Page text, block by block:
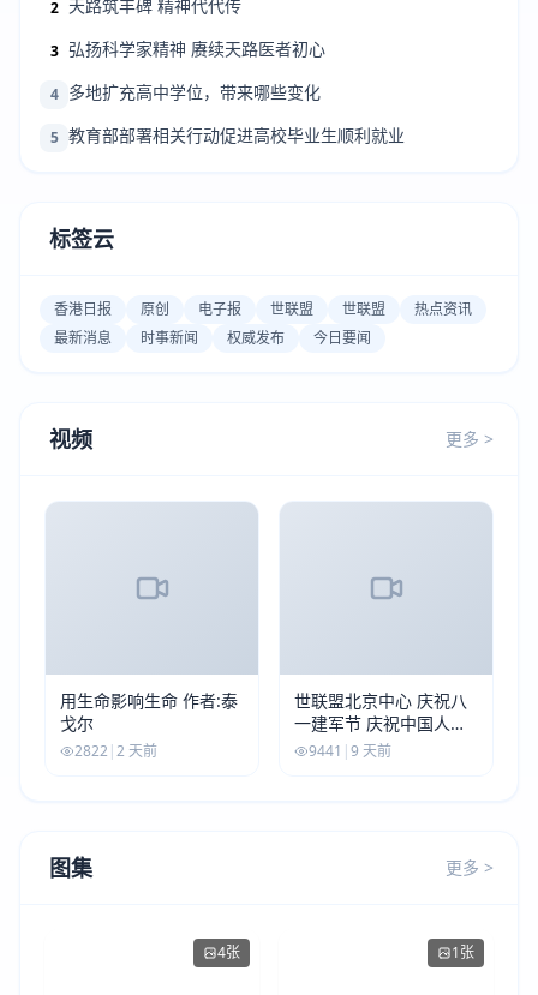
2 天路筑丰碑 精神代代传
3 弘扬科学家精神 赓续天路医者初心
4 多地扩充高中学位，带来哪些变化
5 教育部部署相关行动促进高校毕业生顺利就业
标签云
香港日报 原创 电子报 世联盟 世联盟
热点资讯
最新消息
时事新闻 权威发布 今日要闻
视频 更多 >
用生命影响生命 作者:泰
戈尔
2822 |2 天前
世联盟北京中心 庆祝八
一建军节 庆祝中国人民
解放军建军99周年
9441 |9 天前
图集 更多 >
4张 1张